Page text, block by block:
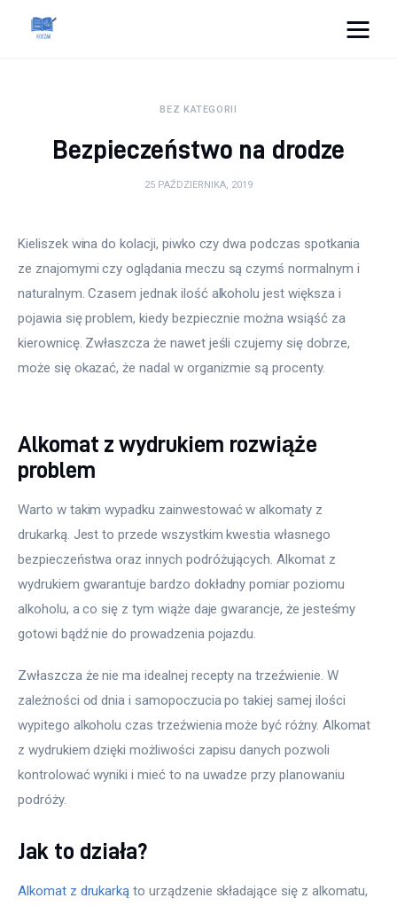
Zdrowie
Uroda
Więcej
BEZ KATEGORII
Bezpieczeństwo na drodze
25 PAŹDZIERNIKA, 2019
Kieliszek wina do kolacji, piwko czy dwa podczas spotkania
ze znajomymi czy oglądania meczu są czymś normalnym i
naturalnym. Czasem jednak ilość alkoholu jest większa i
pojawia się problem, kiedy bezpiecznie można wsiąść za
kierownicę. Zwłaszcza że nawet jeśli czujemy się dobrze,
może się okazać, że nadal w organizmie są procenty.
Alkomat z wydrukiem rozwiąże
problem
Warto w takim wypadku zainwestować w alkomaty z
drukarką. Jest to przede wszystkim kwestia własnego
bezpieczeństwa oraz innych podróżujących. Alkomat z
wydrukiem gwarantuje bardzo dokładny pomiar poziomu
alkoholu, a co się z tym wiąże daje gwarancje, że jesteśmy
gotowi bądź nie do prowadzenia pojazdu.
Zwłaszcza że nie ma idealnej recepty na trzeźwienie. W
zależności od dnia i samopoczucia po takiej samej ilości
wypitego alkoholu czas trzeźwienia może być różny. Alkomat
z wydrukiem dzięki możliwości zapisu danych pozwoli
kontrolować wyniki i mieć to na uwadze przy planowaniu
podróży.
Jak to działa?
Alkomat z drukarką to urządzenie składające się z alkomatu,